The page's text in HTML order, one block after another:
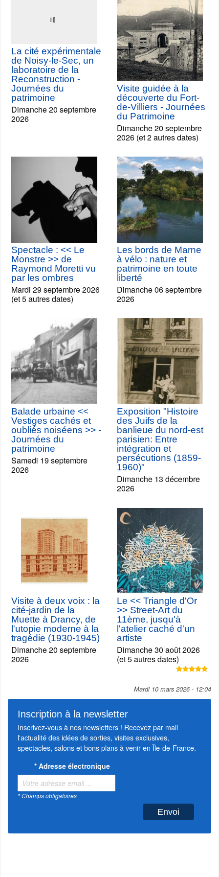
La cité expérimentale
de Noisy-le-Sec, un
laboratoire de la
Reconstruction -
Journées du
patrimoine
Dimanche 20 septembre
2026
Visite guidée à la
découverte du Fort-
de-Villiers - Journées
du Patrimoine
Dimanche 20 septembre
2026 (et 2 autres dates)
Spectacle : << Le
Monstre >> de
Raymond Moretti vu
par les ombres
Mardi 29 septembre 2026
(et 5 autres dates)
Les bords de Marne
à vélo : nature et
patrimoine en toute
liberté
Dimanche 06 septembre
2026
Balade urbaine <<
Vestiges cachés et
oubliés noiséens >> -
Journées du
patrimoine
Samedi 19 septembre
2026
Exposition "Histoire
des Juifs de la
banlieue du nord-est
parisien: Entre
intégration et
persécutions (1859-
1960)"
Dimanche 13 décembre
2026
Visite à deux voix : la
cité-jardin de la
Muette à Drancy, de
l'utopie moderne à la
tragédie (1930-1945)
Dimanche 20 septembre
2026
Le << Triangle d'Or
>> Street-Art du
11ème, jusqu'à
l'atelier caché d'un
artiste
Dimanche 30 août 2026
(et 5 autres dates)
Mardi 10 mars 2026 - 12:04
Inscription à la newsletter
Inscrivez-vous à nos newsletters ! Recevez par mail
l'actualité des idées de sorties, visites exclusives,
spectacles, salons et bons plans à venir en Île-de-France.
* Adresse électronique
* Champs obligatoires